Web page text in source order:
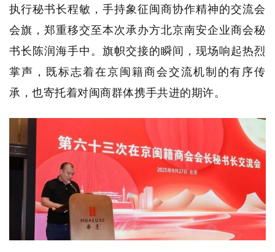
执行秘书长程敏，手持象征闽商协作精神的交流会
会旗，郑重移交至本次承办方北京南安企业商会秘
书长陈润海手中。旗帜交接的瞬间，现场响起热烈
掌声，既标志着在京闽籍商会交流机制的有序传
承，也寄托着对闽商群体携手共进的期许。